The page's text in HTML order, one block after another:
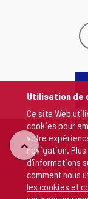
Utilisation de
Ce site Web
cookies pour
votre
navigation. Plus
d'informations
comment nous
les cookies et
"Retour